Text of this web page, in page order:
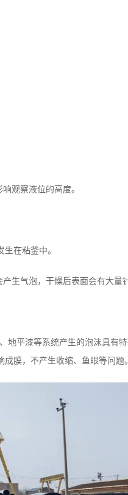
观察液位的高度。
在粘釜中。
生气泡，干燥后表面会有大量
地平漆等系统产生的泡沫具有
膜，不产生收缩、鱼眼等问题。